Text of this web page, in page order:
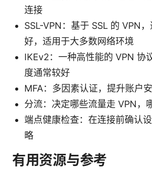
连接
SSL-VPN：基于 SSL 的 VPN
好，适用于大多数网络环境
IKEv2：一种高性能的 VPN 协
度通常较好
MFA：多因素认证，提升账户
分流：决定哪些流量走 VPN，
端点健康检查：在连接前确认
略
有用资源与参考